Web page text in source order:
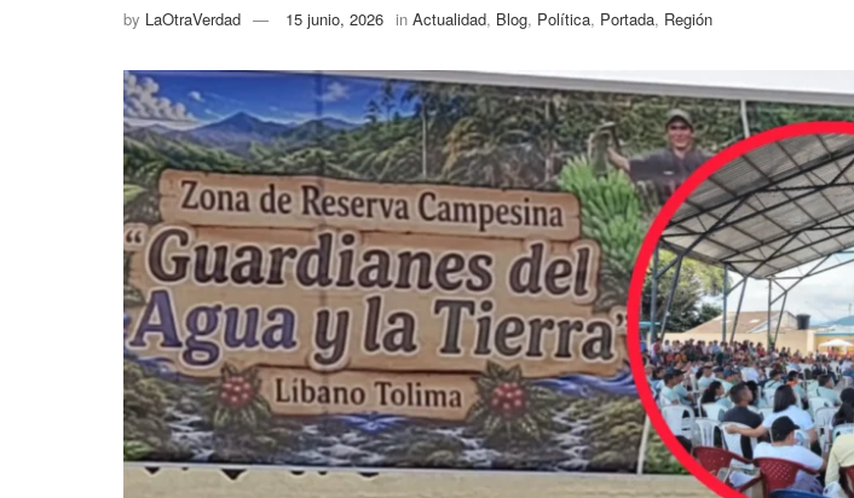
by LaOtraVerdad 15 junio, 2026 in Actualidad, Blog, Política, Portada, Región